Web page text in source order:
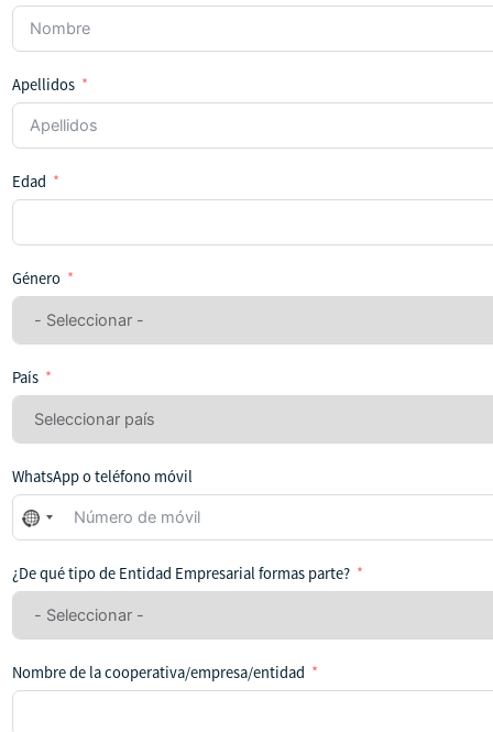
Apellidos
Edad
Género
País
WhatsApp o teléfono móvil
No
se
seleccionado
ningún
¿De qué tipo de Entidad Empresarial formas parte?
Nombre de la cooperativa/empresa/entidad